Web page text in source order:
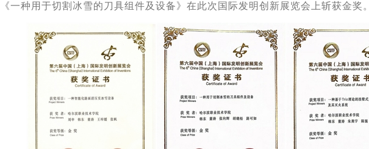
《一种用于切割冰雪的刀具组件及设备》在此次国际发明创新展览会上斩获金奖。